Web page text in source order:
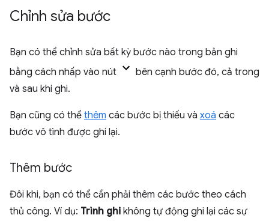
Chỉnh sửa bước
Bạn có thể chỉnh sửa bất kỳ bước nào trong bản ghi
bằng cách nhấp vào nút
bên cạnh bước đó, cả trong
và sau khi ghi.
Bạn cũng có thể thêm các bước bị thiếu và xoá các
bước vô tình được ghi lại.
Thêm bước
Đôi khi, bạn có thể cần phải thêm các bước theo cách
thủ công. Ví dụ: Trình ghi không tự động ghi lại các sự